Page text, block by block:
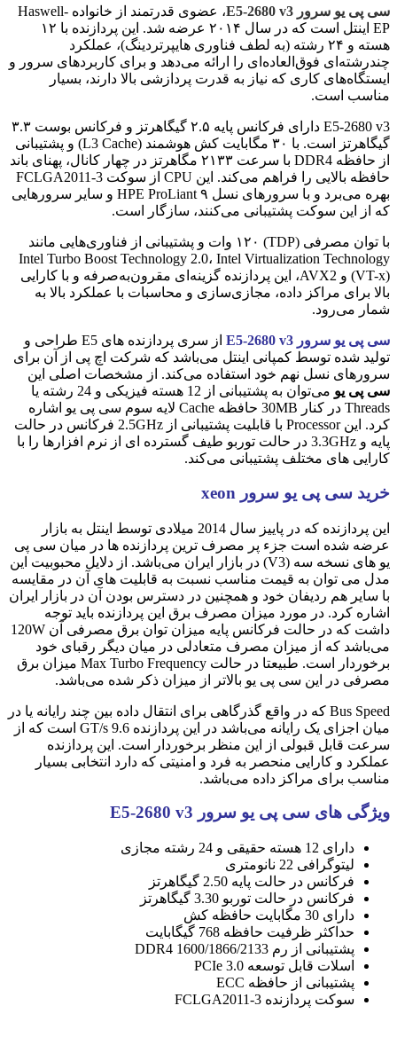
سی پی یو سرور E5-2680 v3
، عضوی قدرتمند از خانواده Haswell-
EP اینتل است که در سال ۲۰۱۴ عرضه شد. این پردازنده با ۱۲
هسته و ۲۴ رشته (به لطف فناوری هایپرتردینگ)، عملکرد
چندرشته‌ای فوق‌العاده‌ای را ارائه می‌دهد و برای کاربردهای سرور و
ایستگاه‌های کاری که نیاز به قدرت پردازشی بالا دارند، بسیار
مناسب است.
E5-2680 v3 دارای فرکانس پایه ۲.۵ گیگاهرتز و فرکانس بوست ۳.۳
گیگاهرتز است. با ۳۰ مگابایت کش هوشمند (L3 Cache) و پشتیبانی
از حافظه DDR4 با سرعت ۲۱۳۳ مگاهرتز در چهار کانال، پهنای باند
حافظه بالایی را فراهم می‌کند. این CPU از سوکت FCLGA2011-3
بهره می‌برد و با سرورهای نسل ۹ HPE ProLiant و سایر سرورهایی
که از این سوکت پشتیبانی می‌کنند، سازگار است.
با توان مصرفی (TDP) ۱۲۰ وات و پشتیبانی از فناوری‌هایی مانند
Intel Turbo Boost Technology 2.0، Intel Virtualization Technology
(VT-x) و AVX2، این پردازنده گزینه‌ای مقرون‌به‌صرفه و با کارایی
بالا برای مراکز داده، مجازی‌سازی و محاسبات با عملکرد بالا به
شمار می‌رود.
سی پی یو سرور E5-2680 v3
از سری پردازنده های E5 طراحی و
تولید شده توسط کمپانی اینتل می‌باشد که شرکت اچ پی از آن برای
سرورهای نسل نهم خود استفاده می‌کند. از مشخصات اصلی این
سی پی یو
می‌توان به پشتیبانی از 12 هسته فیزیکی و 24 رشته یا
Threads در کنار 30MB حافظه Cache لایه سوم سی پی یو اشاره
کرد. این Processor با قابلیت پشتیبانی از 2.5GHz فرکانس در حالت
پایه و 3.3GHz در حالت توربو طیف گسترده ای از نرم افزارها را با
کارایی های مختلف پشتیبانی می‌کند.
خرید سی پی یو سرور xeon
این پردازنده که در پاییز سال 2014 میلادی توسط اینتل به بازار
عرضه شده است جزء پر مصرف ترین پردازنده ها در میان سی پی
یو های نسخه سه (V3) در بازار ایران می‌باشد. از دلایل محبوبیت این
مدل می توان به قیمت مناسب نسبت به قابلیت های آن در مقایسه
با سایر هم ردیفان خود و همچنین در دسترس بودن آن در بازار ایران
اشاره کرد. در مورد میزان مصرف برق این پردازنده باید توجه
داشت که در حالت فرکانس پایه میزان توان برق مصرفی آن 120W
می‌باشد که از میزان مصرف متعادلی در میان دیگر رقبای خود
برخوردار است. طبیعتا در حالت Max Turbo Frequency میزان برق
مصرفی در این سی پی یو بالاتر از میزان ذکر شده می‌باشد.
Bus Speed که در واقع گذرگاهی برای انتقال داده بین چند رایانه یا در
میان اجزای یک رایانه می‌باشد در این پردازنده 9.6 GT/s است که از
سرعت قابل قبولی از این منظر برخوردار است. این پردازنده
عملکرد و کارایی منحصر به فرد و امنیتی که دارد انتخابی بسیار
مناسب برای مراکز داده می‌باشد.
ویژگی های سی پی یو سرور E5-2680 v3
دارای 12 هسته حقیقی و 24 رشته مجازی
لیتوگرافی 22 نانومتری
فرکانس در حالت پایه 2.50 گیگاهرتز
فرکانس در حالت توربو 3.30 گیگاهرتز
دارای 30 مگابایت حافظه کش
حداکثر ظرفیت حافظه 768 گیگابایت
پشتیبانی از رم DDR4 1600/1866/2133
اسلات قابل توسعه PCIe 3.0
پشتیبانی از حافظه ECC
سوکت پردازنده FCLGA2011-3